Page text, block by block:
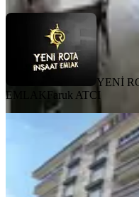
YENİ
EMLAK Faruk ATCI
3+1·140